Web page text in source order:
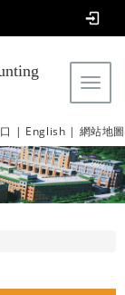
| English | 網站地圖